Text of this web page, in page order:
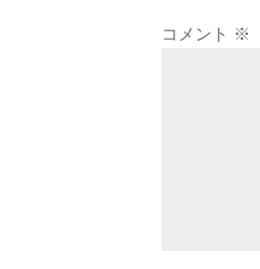
コメント ※